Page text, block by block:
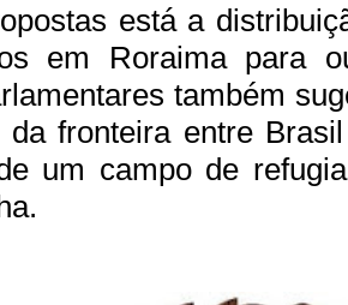
está a
em Roraima para
também
da fronteira entre
um campo de